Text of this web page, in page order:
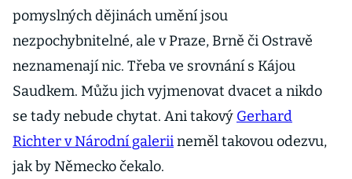
pomyslných dějinách umění jsou
nezpochybnitelné, ale v Praze, Brně či Ostravě
neznamenají nic. Třeba ve srovnání s Kájou
Saudkem. Můžu jich vyjmenovat dvacet a nikdo
se tady nebude chytat. Ani takový Gerhard
Richter v Národní galeriineměl takovou odezvu,
jak by Německo čekalo.